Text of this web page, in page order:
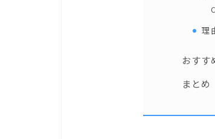
理
おすす
まとめ